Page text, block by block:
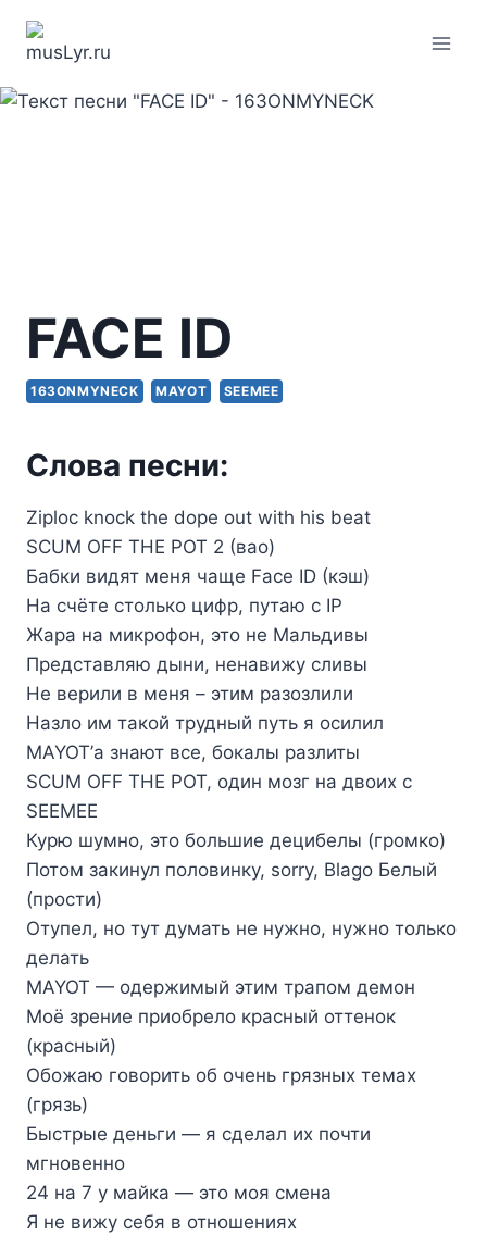
FACE ID
163ONMYNECK MAYOT SEEMEE
Слова песни:
Ziploc knock the dope out with his beat
SCUM OFF THE POT 2 (вао)
Бабки видят меня чаще Face ID (кэш)
На счёте столько цифр, путаю с IP
Жара на микрофон, это не Мальдивы
Представляю дыни, ненавижу сливы
Не верили в меня – этим разозлили
Назло им такой трудный путь я осилил
MAYOT’а знают все, бокалы разлиты
SCUM OFF THE POT, один мозг на двоих с
SEEMEE
Курю шумно, это большие децибелы (громко)
Потом закинул половинку, sorry, Blago Белый
(прости)
Отупел, но тут думать не нужно, нужно только
делать
MAYOT — одержимый этим трапом демон
Моё зрение приобрело красный оттенок
(красный)
Обожаю говорить об очень грязных темах
(грязь)
Быстрые деньги — я сделал их почти
мгновенно
24 на 7 у майка — это моя смена
Я не вижу себя в отношениях